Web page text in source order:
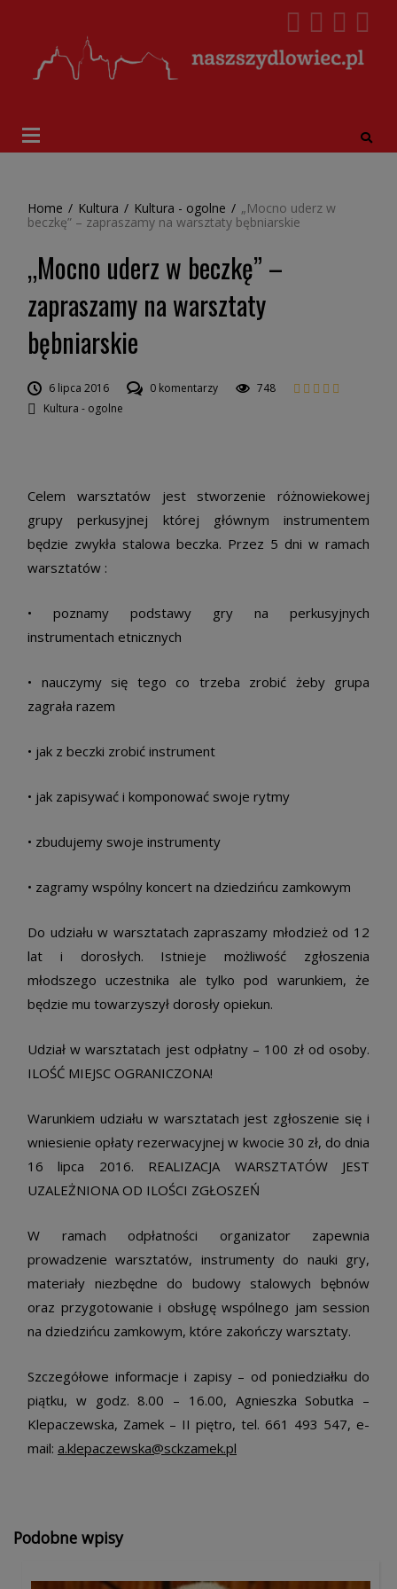
Home / Kultura / Kultura - ogolne / „Mocno uderz w
beczkę” – zapraszamy na warsztaty bębniarskie
„Mocno uderz w beczkę” –
zapraszamy na warsztaty
bębniarskie
6 lipca 2016 0 komentarzy
748
Kultura - ogolne
Celem warsztatów jest stworzenie różnowiekowej
grupy perkusyjnej której głównym instrumentem
będzie zwykła stalowa beczka. Przez 5 dni w ramach
warsztatów :
• poznamy podstawy gry na perkusyjnych
instrumentach etnicznych
• nauczymy się tego co trzeba zrobić żeby grupa
zagrała razem
• jak z beczki zrobić instrument
• jak zapisywać i komponować swoje rytmy
• zbudujemy swoje instrumenty
• zagramy wspólny koncert na dziedzińcu zamkowym
Do udziału w warsztatach zapraszamy młodzież od 12
lat i dorosłych. Istnieje możliwość zgłoszenia
młodszego uczestnika ale tylko pod warunkiem, że
będzie mu towarzyszył dorosły opiekun.
Udział w warsztatach jest odpłatny – 100 zł od osoby.
ILOŚĆ MIEJSC OGRANICZONA!
Warunkiem udziału w warsztatach jest zgłoszenie się i
wniesienie opłaty rezerwacyjnej w kwocie 30 zł, do dnia
16 lipca 2016. REALIZACJA WARSZTATÓW JEST
UZALEŻNIONA OD ILOŚCI ZGŁOSZEŃ
W ramach odpłatności organizator zapewnia
prowadzenie warsztatów, instrumenty do nauki gry,
materiały niezbędne do budowy stalowych bębnów
oraz przygotowanie i obsługę wspólnego jam session
na dziedzińcu zamkowym, które zakończy warsztaty.
Szczegółowe informacje i zapisy – od poniedziałku do
piątku, w godz. 8.00 – 16.00, Agnieszka Sobutka –
Klepaczewska, Zamek – II piętro, tel. 661 493 547, e-
mail: a.klepaczewska@sckzamek.pl
Podobne wpisy